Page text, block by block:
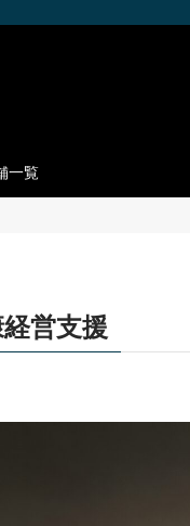
イク・筋トレを個別サポート
一覧
営支援